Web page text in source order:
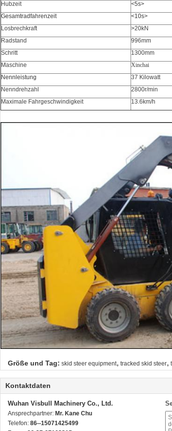
Hubzeit
<5s>
Gesamtradfahrenzeit
<10s>
Losbrechkraft
>20kN
Radstand
996mm
Schritt
1300mm
Maschine
Xinchai
Nennleistung
37 Kilowatt
Nenndrehzahl
2800r/min
Maximale Fahrgeschwindigkeit
13.6km/h
Größe und Tag: skid steer equipment, tracked skid steer,
Kontaktdaten
Wuhan Visbull Machinery Co., Ltd.
Ansprechpartner: Mr. Kane Chu
Telefon: 86--15071425499